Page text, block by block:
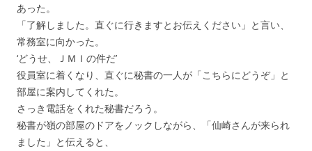
あった。
「了解しました。直ぐに行きますとお伝えください」と言い、
常務室に向かった。
‘どうせ、ＪＭＩの件だ’
役員室に着くなり、直ぐに秘書の一人が「こちらにどうぞ」と
部屋に案内してくれた。
さっき電話をくれた秘書だろう。
秘書が嶺の部屋のドアをノックしながら、「仙崎さんが来られ
ました」と伝えると、